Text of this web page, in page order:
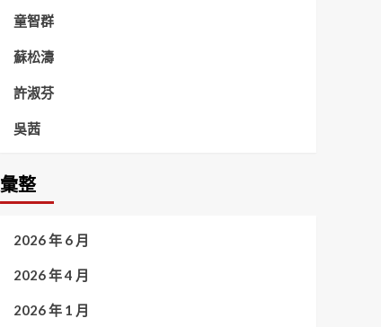
童智群
蘇松濤
許淑芬
吳茜
彙整
2026 年 6 月
2026 年 4 月
2026 年 1 月